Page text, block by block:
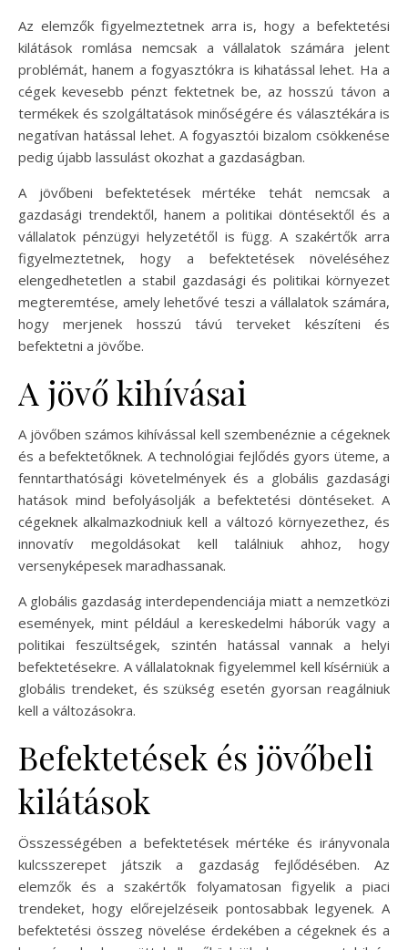
Az elemzők figyelmeztetnek arra is, hogy a befektetési
kilátások romlása nemcsak a vállalatok számára jelent
problémát, hanem a fogyasztókra is kihatással lehet. Ha a
cégek kevesebb pénzt fektetnek be, az hosszú távon a
termékek és szolgáltatások minőségére és választékára is
negatívan hatással lehet. A fogyasztói bizalom csökkenése
pedig újabb lassulást okozhat a gazdaságban.
A jövőbeni befektetések mértéke tehát nemcsak a
gazdasági trendektől, hanem a politikai döntésektől és a
vállalatok pénzügyi helyzetétől is függ. A szakértők arra
figyelmeztetnek, hogy a befektetések növeléséhez
elengedhetetlen a stabil gazdasági és politikai környezet
megteremtése, amely lehetővé teszi a vállalatok számára,
hogy merjenek hosszú távú terveket készíteni és
befektetni a jövőbe.
A jövő kihívásai
A jövőben számos kihívással kell szembenéznie a cégeknek
és a befektetőknek. A technológiai fejlődés gyors üteme, a
fenntarthatósági követelmények és a globális gazdasági
hatások mind befolyásolják a befektetési döntéseket. A
cégeknek alkalmazkodniuk kell a változó környezethez, és
innovatív megoldásokat kell találniuk ahhoz, hogy
versenyképesek maradhassanak.
A globális gazdaság interdependenciája miatt a nemzetközi
események, mint például a kereskedelmi háborúk vagy a
politikai feszültségek, szintén hatással vannak a helyi
befektetésekre. A vállalatoknak figyelemmel kell kísérniük a
globális trendeket, és szükség esetén gyorsan reagálniuk
kell a változásokra.
Befektetések és jövőbeli
kilátások
Összességében a befektetések mértéke és irányvonala
kulcsszerepet játszik a gazdaság fejlődésében. Az
elemzők és a szakértők folyamatosan figyelik a piaci
trendeket, hogy előrejelzéseik pontosabbak legyenek. A
befektetési összeg növelése érdekében a cégeknek és a